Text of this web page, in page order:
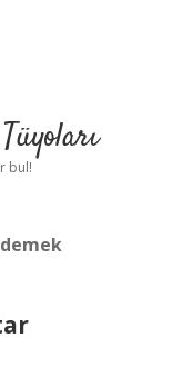
bul!